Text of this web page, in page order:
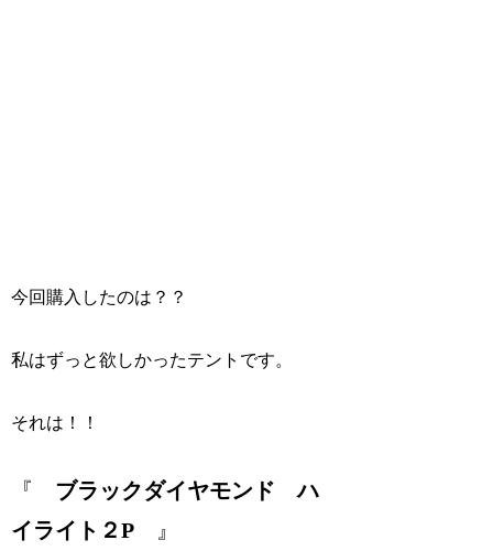
今回購入したのは？？
私はずっと欲しかったテントです。
それは！！
『 ブラックダイヤモンド ハ
イライト２P 』